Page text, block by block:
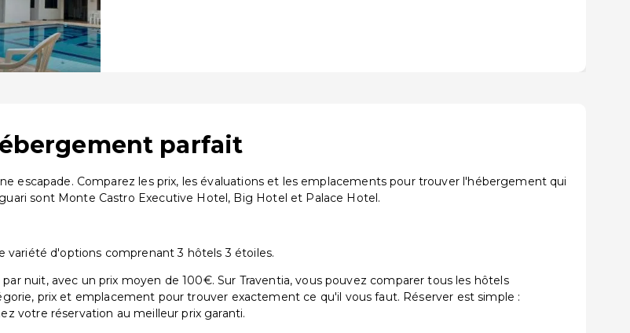
parfait
escapade. Comparez les prix, les évaluations et les emplacements pour trouver l'hébergement qui
sont Monte Castro Executive Hotel, Big Hotel et Palace Hotel.
variété d'options comprenant 3 hôtels 3 étoiles.
nuit, avec un prix moyen de 100€. Sur Traventia, vous pouvez comparer tous les hôtels
prix et emplacement pour trouver exactement ce qu'il vous faut. Réserver est simple :
votre réservation au meilleur prix garanti.